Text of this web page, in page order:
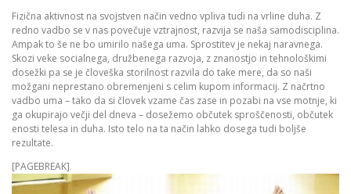
Fizična aktivnost na svojstven način vedno vpliva tudi na vrline duha. Z
redno vadbo se v nas povečuje vztrajnost, razvija se naša samodisciplina.
Ampak to še ne bo umirilo našega uma. Sprostitev je nekaj naravnega.
Skozi veke socialnega, družbenega razvoja, z znanostjo in tehnološkimi
dosežki pa se je človeška storilnost razvila do take mere, da so naši
možgani neprestano obremenjeni s celim kupom informacij. Z načrtno
vadbo uma – tako da si človek vzame čas zase in pozabi na vse motnje, ki
ga okupirajo večji del dneva – dosežemo občutek sproščenosti, občutek
enosti telesa in duha. Isto telo na ta način lahko dosega tudi boljše
rezultate.
[PAGEBREAK]